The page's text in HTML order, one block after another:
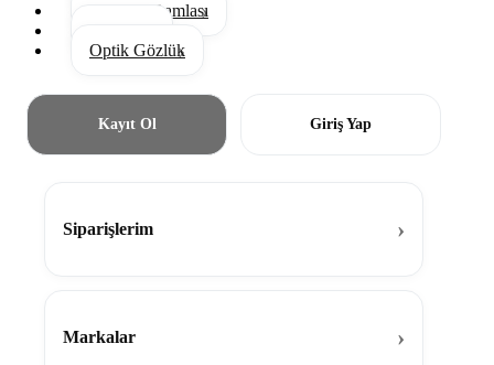
Gözyaşı Damlası
Optik Gözlük
Kayıt Ol Giriş Yap
Siparişlerim
Markalar